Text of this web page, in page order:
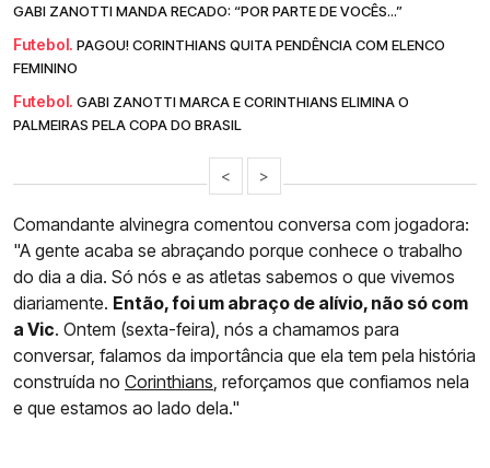
GABI ZANOTTI MANDA RECADO: “POR PARTE DE VOCÊS...”
Futebol. PAGOU! CORINTHIANS QUITA PENDÊNCIA COM ELENCO
FEMININO
Futebol. GABI ZANOTTI MARCA E CORINTHIANS ELIMINA O
PALMEIRAS PELA COPA DO BRASIL
< >
Comandante alvinegra comentou conversa com jogadora:
"A gente acaba se abraçando porque conhece o trabalho
do dia a dia. Só nós e as atletas sabemos o que vivemos
diariamente. Então, foi um abraço de alívio, não só com
a Vic. Ontem (sexta-feira), nós a chamamos para
conversar, falamos da importância que ela tem pela história
construída no Corinthians , reforçamos que confiamos nela
e que estamos ao lado dela."